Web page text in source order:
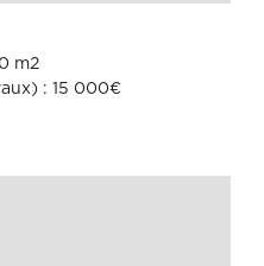
m2
: 15 000€